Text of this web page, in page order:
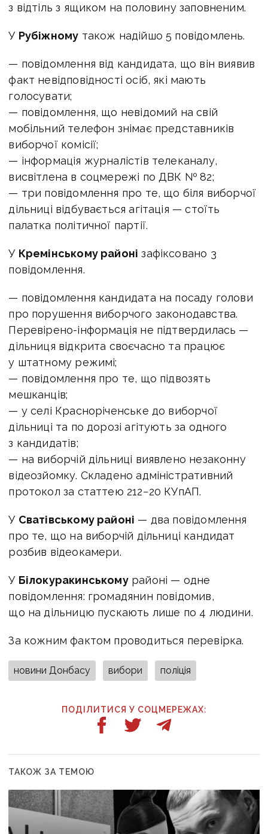
з відтіль з ящиком на половину заповненим.
У Рубіжному також надійшо 5 повідомлень.
— повідомлення від кандидата, що він виявив
факт невідповідності осіб, які мають
голосувати;
— повідомлення, що невідомий на свій
мобільний телефон знімає представників
виборчої комісії;
— інформація журналістів телеканалу,
висвітлена в соцмережі по ДВК № 82;
— три повідомлення про те, що біля виборчої
дільниці відбувається агітація — стоїть
палатка політичної партії.
У Кремінському районі зафіксовано 3
повідомлення.
— повідомлення кандидата на посаду голови
про порушення виборчого законодавства.
Перевірено-інформація не підтвердилась —
дільниця відкрита своєчасно та працює
у штатному режимі;
— повідомлення про те, що підвозять
мешканців;
— у селі Красноріченське до виборчої
дільниці та по дорозі агітують за одного
з кандидатів;
— на виборчій дільниці виявлено незаконну
відеозйомку. Складено адміністративний
протокол за статтею 212−20 КУпАП.
У Сватівському районі — два повідомлення
про те, що на виборчій дільниці кандидат
розбив відеокамери.
У Білокуракинськомурайоні — одне
повідомлення: громадянин повідомив,
що на дільницю пускають лише по 4 людини.
За кожним фактом проводиться перевірка.
новини Донбасу вибори поліція
ПОДІЛИТИСЯ У СОЦМЕРЕЖАХ:
ТАКОЖ ЗА ТЕМОЮ